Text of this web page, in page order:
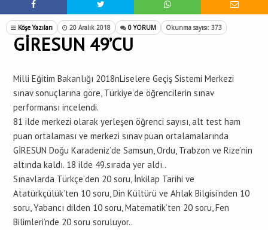
Köşe Yazıları 20 Aralık 2018 0 YORUM Okunma sayısı: 373
GİRESUN 49’CU
Milli Eğitim Bakanlığı 2018nLiselere Geçiş Sistemi Merkezi
sınav sonuçlarına göre, Türkiye’de öğrencilerin sınav
performansı incelendi.
81 ilde merkezi olarak yerleşen öğrenci sayısı, alt test ham
puan ortalaması ve merkezi sınav puan ortalamalarında
GİRESUN Doğu Karadeniz’de Samsun, Ordu, Trabzon ve Rize’nin
altında kaldı. 18 ilde 49.sırada yer aldı..
Sınavlarda Türkçe’den 20 soru, İnkilap Tarihi ve
Atatürkçülük’ten 10 soru, Din Kültürü ve Ahlak Bilgisi’nden 10
soru, Yabancı dilden 10 soru, Matematik’ten 20 soru, Fen
Bilimleri’nde 20 soru soruluyor..